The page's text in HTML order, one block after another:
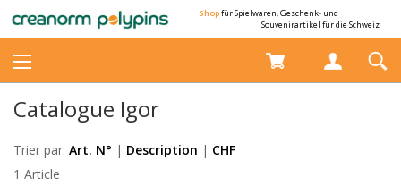
Shopfür Spielwaren, Geschenk- und
Souvenirartikel für die Schweiz
Catalogue Igor
Trier par: Art. N° | Description | CHF
1 Article